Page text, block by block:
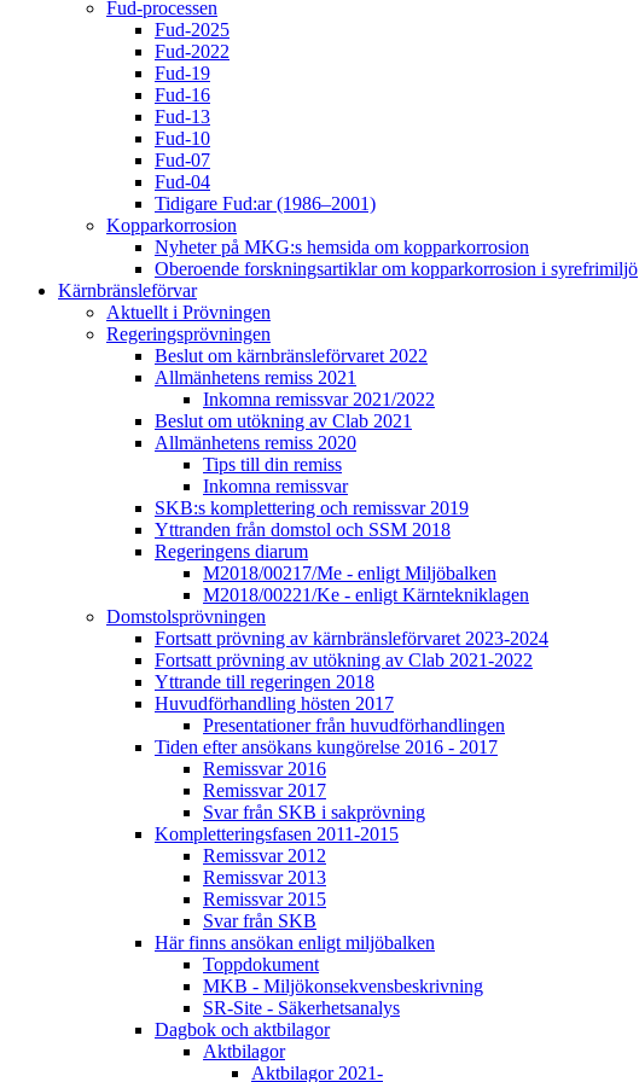
Fud-processen
Fud-2025
Fud-2022
Fud-19
Fud-16
Fud-13
Fud-10
Fud-07
Fud-04
Tidigare Fud:ar (1986–2001)
Kopparkorrosion
Nyheter på MKG:s hemsida om kopparkorrosion
Oberoende forskningsartiklar om kopparkorrosion i syrefrimiljö
Kärnbränsleförvar
Aktuellt i Prövningen
Regeringsprövningen
Beslut om kärnbränsleförvaret 2022
Allmänhetens remiss 2021
Inkomna remissvar 2021/2022
Beslut om utökning av Clab 2021
Allmänhetens remiss 2020
Tips till din remiss
Inkomna remissvar
SKB:s komplettering och remissvar 2019
Yttranden från domstol och SSM 2018
Regeringens diarum
M2018/00217/Me - enligt Miljöbalken
M2018/00221/Ke - enligt Kärntekniklagen
Domstolsprövningen
Fortsatt prövning av kärnbränsleförvaret 2023-2024
Fortsatt prövning av utökning av Clab 2021-2022
Yttrande till regeringen 2018
Huvudförhandling hösten 2017
Presentationer från huvudförhandlingen
Tiden efter ansökans kungörelse 2016 - 2017
Remissvar 2016
Remissvar 2017
Svar från SKB i sakprövning
Kompletteringsfasen 2011-2015
Remissvar 2012
Remissvar 2013
Remissvar 2015
Svar från SKB
Här finns ansökan enligt miljöbalken
Toppdokument
MKB - Miljökonsekvensbeskrivning
SR-Site - Säkerhetsanalys
Dagbok och aktbilagor
Aktbilagor
Aktbilagor 2021-